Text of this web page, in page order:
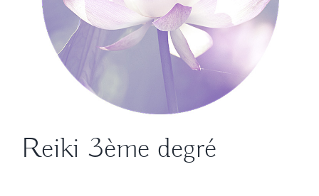
Reiki 3ème degré